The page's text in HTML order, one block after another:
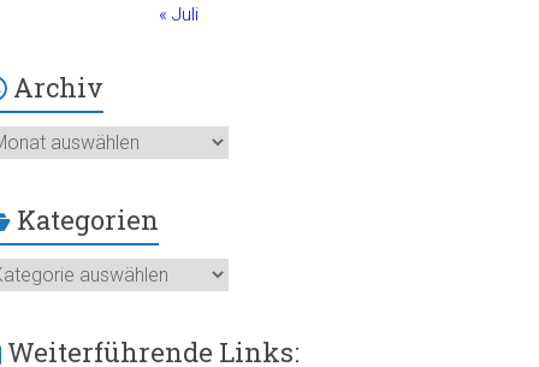
« Juli
Archiv
Kategorien
Weiterführende Links: